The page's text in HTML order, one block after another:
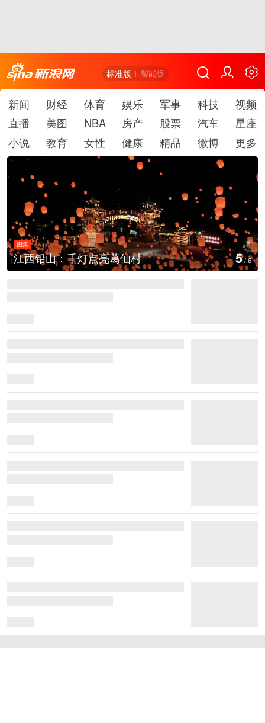
标准版 智能版
新闻 财经 体育 娱乐 军事 科技
视频
直播
美图 NBA 房产 股票 汽车
星座
小说
教育 女性 健康 精品 微博 更多
图集
江西铅山：千灯点亮葛仙村 5/6